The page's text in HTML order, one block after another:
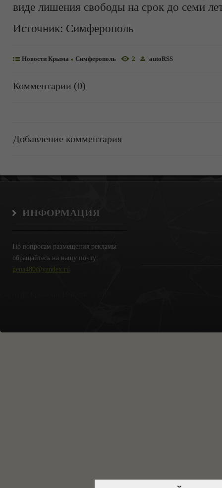
виде лишения свободы на срок до семи
Источник: Симферополь
Новости Крыма » Симферополь 2 autoRSS
Комментарии (0)
Добавление комментария
ИНФОРМАЦИЯ
По вопросам размещения рекламы
обращайтесь на нашу почту:
gena480@yandex.ru